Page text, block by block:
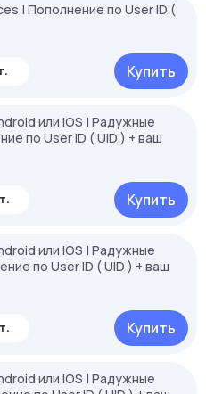
| Пополнение по User ID (
Купить
или IOS | Радужные
по User ID ( UID ) + ваш
Купить
или IOS | Радужные
по User ID ( UID ) + ваш
Купить
или IOS | Радужные